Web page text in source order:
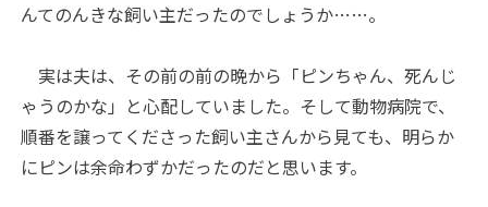
んてのんきな飼い主だったのでしょうか……。
実は夫は、その前の前の晩から「ピンちゃん、死んじ
ゃうのかな」と心配していました。そして動物病院で、
順番を譲ってくださった飼い主さんから見ても、明らか
にピンは余命わずかだったのだと思います。